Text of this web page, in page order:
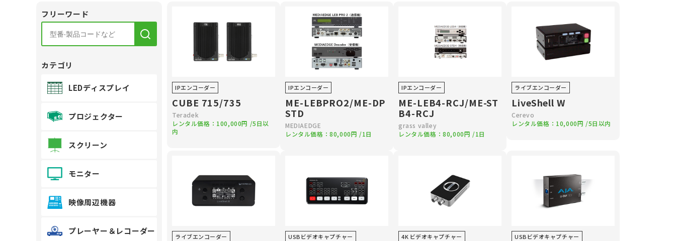
フリーワード
カテゴリ
LEDディスプレイ
プロジェクター
スクリーン
モニター
映像周辺機器
プレーヤー＆レコーダー
IPエンコーダー
CUBE 715/735
Teradek
レンタル価格： 100,000円 /5日以
内
IPエンコーダー
ME-LEBPRO2/ME-DP
STD
MEDIAEDGE
レンタル価格：80,000円 /1日
IPエンコーダー
ME-LEB4-RCJ/ME-ST
B4-RCJ
grass valley
レンタル価格：80,000円 /1日
ライブエンコーダー
LiveShell W
Cerevo
レンタル価格： 10,000円 /5日以内
ライブエンコーダー USBビデオキャプチャー 4K ビデオキャプチャー USBビデオキャプチャー